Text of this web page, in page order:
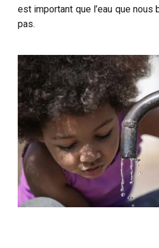
est important que l’eau que nous
pas.